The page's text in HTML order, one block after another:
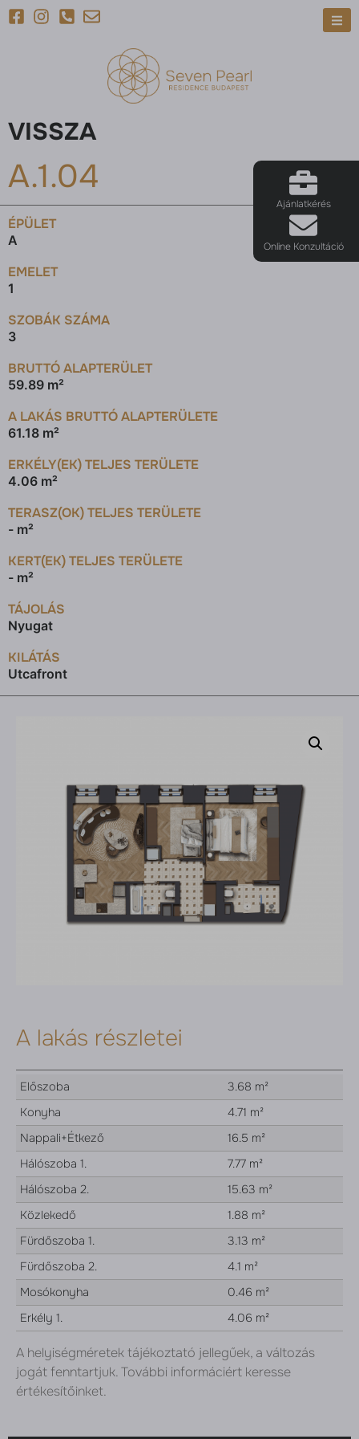
Ajánlatkérés
Online Konzultáció
VISSZA
A.1.04
ÉPÜLET
A
EMELET
1
SZOBÁK SZÁMA
3
BRUTTÓ ALAPTERÜLET
59.89 m²
A LAKÁS BRUTTÓ ALAPTERÜLETE
61.18 m²
ERKÉLY(EK) TELJES TERÜLETE
4.06 m²
TERASZ(OK) TELJES TERÜLETE
- m²
KERT(EK) TELJES TERÜLETE
- m²
TÁJOLÁS
Nyugat
KILÁTÁS
Utcafront
A lakás részletei
Előszoba
3.68 m²
Konyha
4.71 m²
Nappali+Étkező
16.5 m²
Hálószoba 1.
7.77 m²
Hálószoba 2.
15.63 m²
Közlekedő
1.88 m²
Fürdőszoba 1.
3.13 m²
Fürdőszoba 2.
4.1 m²
Mosókonyha
0.46 m²
Erkély 1.
4.06 m²
A helyiségméretek tájékoztató jellegűek, a változás
jogát fenntartjuk. További informáciért keresse
értékesítőinket.